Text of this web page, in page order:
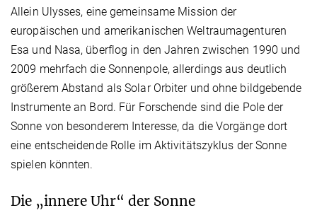
Allein Ulysses, eine gemeinsame Mission der
europäischen und amerikanischen Weltraumagenturen
Esa und Nasa, überflog in den Jahren zwischen 1990 und
2009 mehrfach die Sonnenpole, allerdings aus deutlich
größerem Abstand als Solar Orbiter und ohne bildgebende
Instrumente an Bord. Für Forschende sind die Pole der
Sonne von besonderem Interesse, da die Vorgänge dort
eine entscheidende Rolle im Aktivitätszyklus der Sonne
spielen könnten.
Die „innere Uhr“ der Sonne